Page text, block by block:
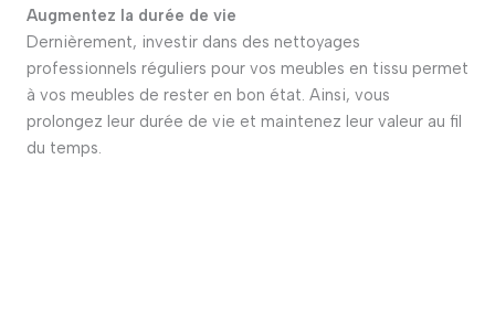
Augmentez la durée de vie
Dernièrement, investir dans des nettoyages
professionnels réguliers pour vos meubles en tissu permet
à vos meubles de rester en bon état. Ainsi, vous
prolongez leur durée de vie et maintenez leur valeur au fil
du temps.